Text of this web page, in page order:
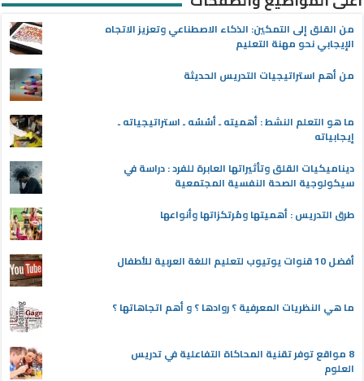
من القلق إلى التمكين: الذكاء الاصطناعي وتعزيز الاتجاه
الإيجابي نحو مهنة التعليم
من أهم استراتيجيات التدريس الحديثة
ما هو التعلم النشط : أهميته ـ أسُسُه ـ استراتيجياته ـ
إيجابياته
ديناميكيات القلق وتأثيراتها العابرة للفرد : دراسة في
سيكولوجية الصحة النفسية المجتمعية
طرق التدريس : أهميتها ومُرتكزاتها وأنواعها
أفضل 10 قنوات يوتيوب لتعليم اللغة العربية للأطفال
ما هي النظريات المعرفية ؟ روادها ؟ و أهم اتجاهاتها ؟
8 مواقع توفر تقنية المحاكاة التفاعلية في تدريس
العلوم